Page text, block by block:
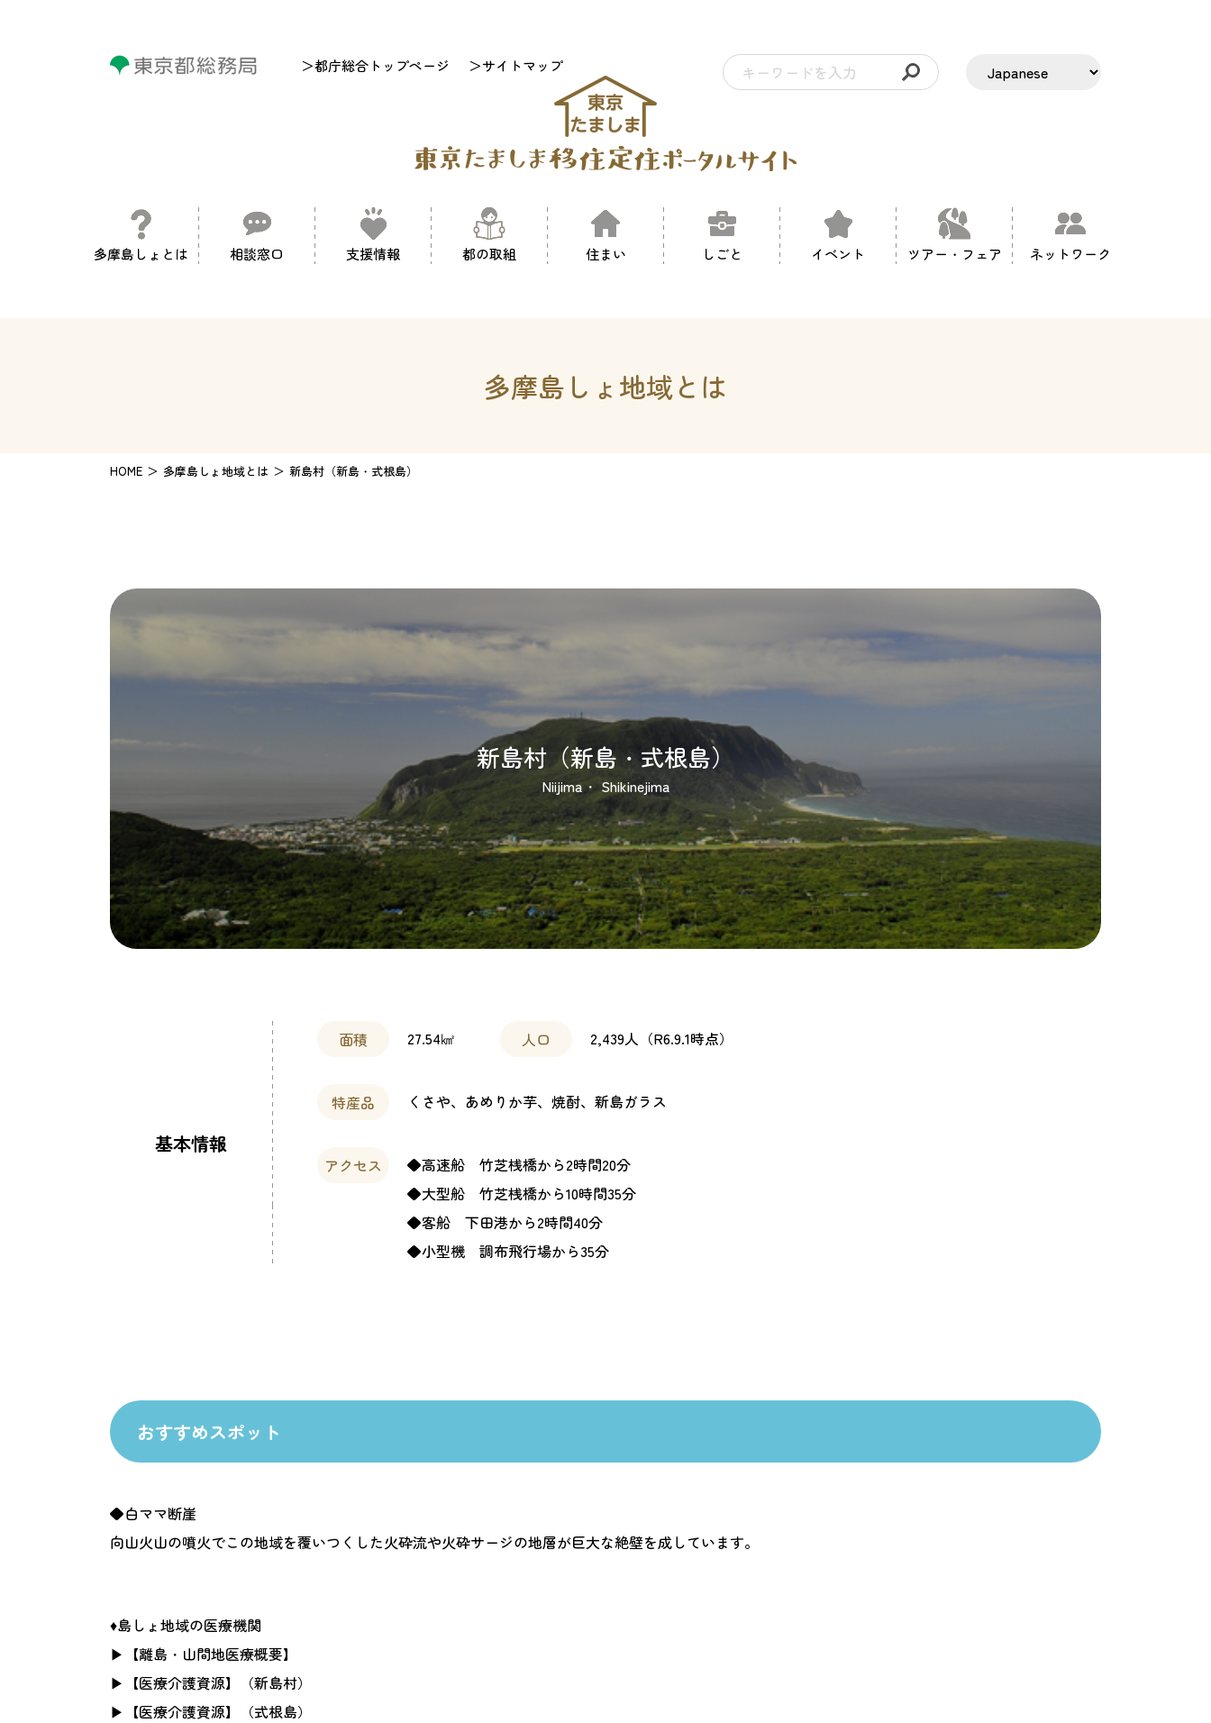
＞都庁総合トップページ ＞サイトマップ
多摩島しょとは 相談窓口 支援情報 都の取組 住まい しごと イベント ツアー・フェア ネットワーク
多摩島しょ地域とは
HOME 多摩島しょ地域とは 新島村（新島・式根島）
新島村（新島・式根島）
Niijima・ Shikinejima
基本情報
面積 27.54㎢ 人口 2,439人（R6.9.1時点）
特産品 くさや、あめりか芋、焼酎、新島ガラス
アクセス
◆高速船 竹芝桟橋から2時間20分
◆大型船 竹芝桟橋から10時間35分
◆客船 下田港から2時間40分
◆小型機 調布飛行場から35分
おすすめスポット
◆白ママ断崖
向山火山の噴火でこの地域を覆いつくした火砕流や火砕サージの地層が巨大な絶壁を成しています。
♦島しょ地域の医療機関
▶ 【離島・山間地医療概要】
▶ 【医療介護資源】（新島村）
▶ 【医療介護資源】（式根島）